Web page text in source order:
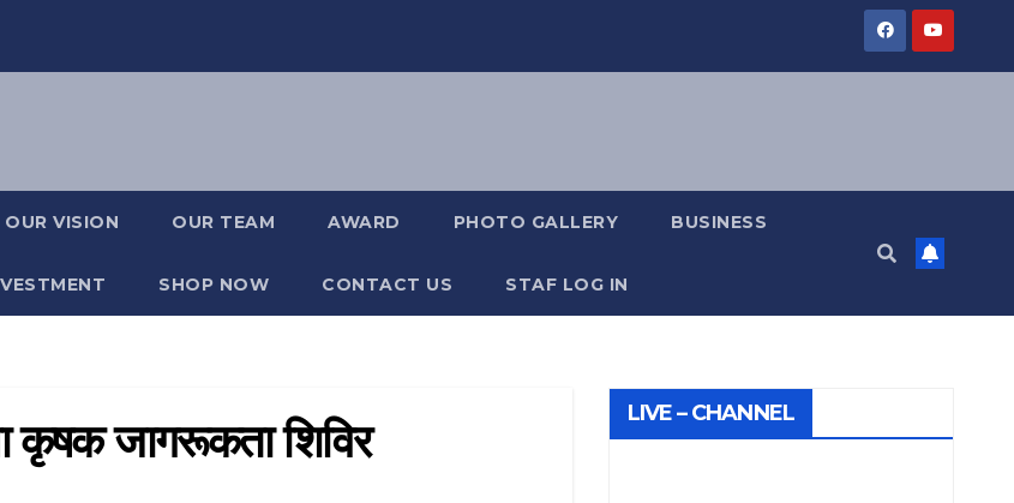
OUR VISION OUR TEAM AWARD PHOTO GALLERY BUSINESS
SHOP NOW CONTACT US STAF LOG IN
कृषक जागरूकता शिविर LIVE – CHANNEL